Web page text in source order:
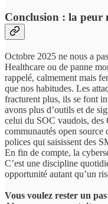
Conclusion : la peur
Octobre 2025 ne nous a
Healthcare ou de panne
rappelé, calmement mais
que nos habitudes. Les
fracturent plus, ils se font
avons plus d’outils et de
celui du SOC vaudois, des
communautés open source
polices qui saisissent des
En fin de compte, la
C’est une discipline
opportunité autant qu’un
Vous voulez rester un